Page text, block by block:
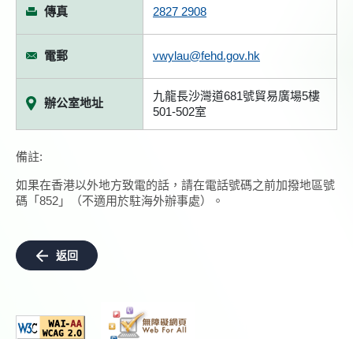
傳真 2827 2908
電郵 vwylau@fehd.gov.hk
辦公室地址
九龍長沙灣道681號貿易廣場5樓
501-502室
備註:
如果在香港以外地方致電的話，請在電話號碼之前加撥地區號
碼「852」（不適用於駐海外辦事處）。
返回